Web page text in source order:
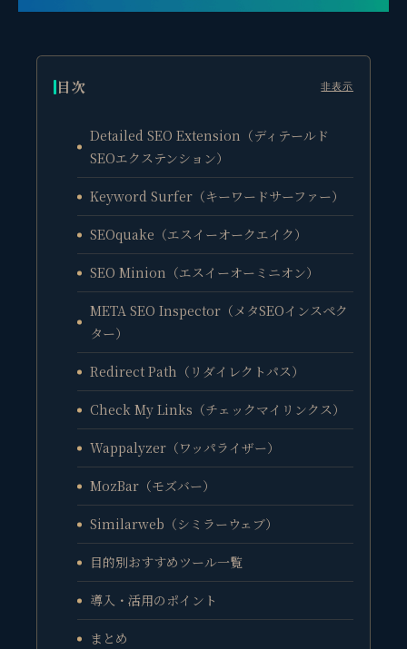
目次 非表示
Detailed SEO Extension（ディテールド
SEOエクステンション）
Keyword Surfer（キーワードサーファー）
SEOquake（エスイーオークエイク）
SEO Minion（エスイーオーミニオン）
META SEO Inspector（メタSEOインスペク
ター）
Redirect Path（リダイレクトパス）
Check My Links（チェックマイリンクス）
Wappalyzer（ワッパライザー）
MozBar（モズバー）
Similarweb（シミラーウェブ）
目的別おすすめツール一覧
導入・活用のポイント
まとめ